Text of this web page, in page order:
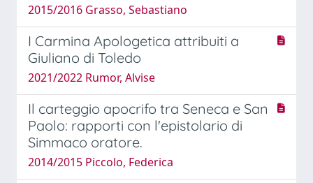
2015/2016 Grasso, Sebastiano
I Carmina Apologetica attribuiti a
Giuliano di Toledo
2021/2022 Rumor, Alvise
Il carteggio apocrifo tra Seneca e San
Paolo: rapporti con l'epistolario di
Simmaco oratore.
2014/2015 Piccolo, Federica